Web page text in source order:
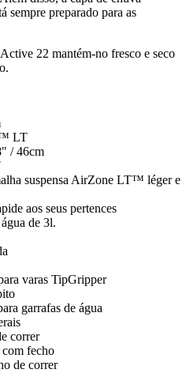
sempre preparado para as
22 mantém-no fresco e seco
LT
/ 46cm
suspensa AirZone LT™ léger e
aos seus pertences
de 3l.
varas TipGripper
garrafas de água
correr
fecho
de correr